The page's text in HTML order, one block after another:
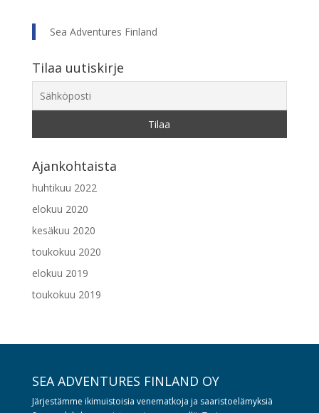
Sea Adventures Finland
Tilaa uutiskirje
Ajankohtaista
huhtikuu 2022
elokuu 2020
kesäkuu 2020
toukokuu 2020
elokuu 2019
toukokuu 2019
SEA ADVENTURES FINLAND OY
Järjestämme ikimuistoisia venematkoja ja saaristoelämyksiä